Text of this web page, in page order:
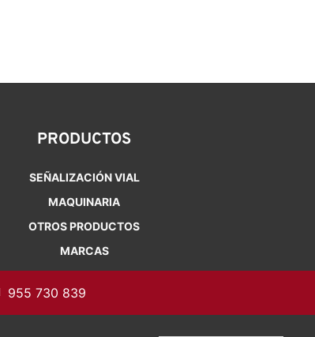
PRODUCTOS
SEÑALIZACIÓN VIAL
MAQUINARIA
OTROS PRODUCTOS
MARCAS
955 730 839